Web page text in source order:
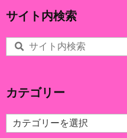
サイト内検索
カテゴリー
カ
テ